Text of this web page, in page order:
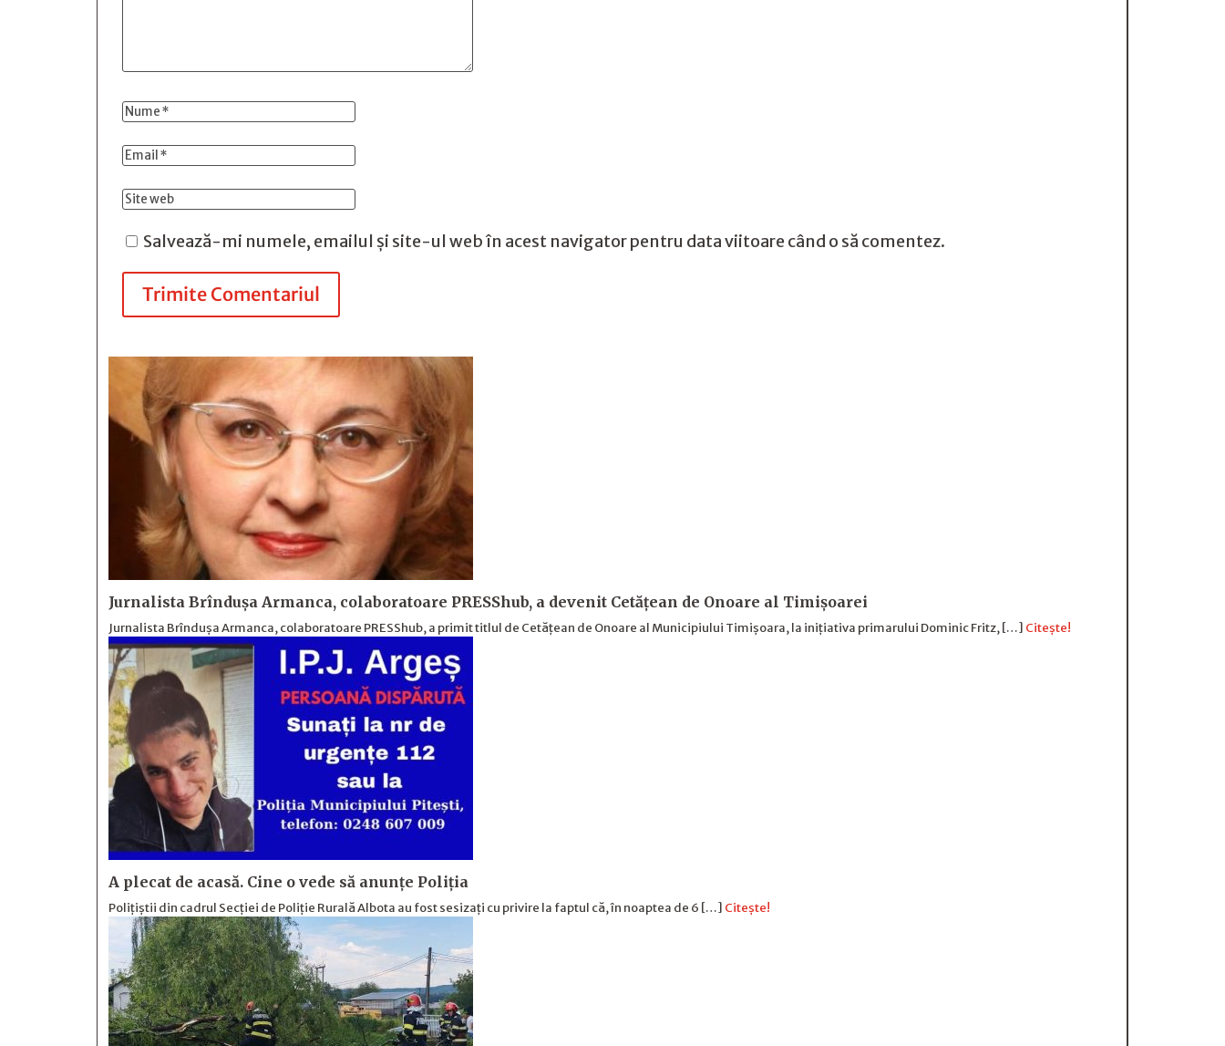
Salvează-mi numele, emailul și site-ul web în acest navigator pentru data viitoare când o să comentez.
Trimite Comentariul
Jurnalista Brîndușa Armanca, colaboratoare PRESShub, a devenit Cetățean de Onoare al Timișoarei
Jurnalista Brîndușa Armanca, colaboratoare PRESShub, a primit titlul de Cetățean de Onoare al Municipiului Timișoara, la inițiativa primarului Dominic Fritz, […] Citește!
A plecat de acasă. Cine o vede să anunțe Poliția
Polițiștii din cadrul Secției de Poliție Rurală Albota au fost sesizați cu privire la faptul că, în noaptea de 6 […] Citește!